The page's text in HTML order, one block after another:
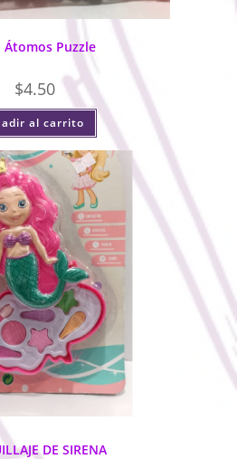
Átomos Puzzle
$4.50
al carrito
DE SIRENA